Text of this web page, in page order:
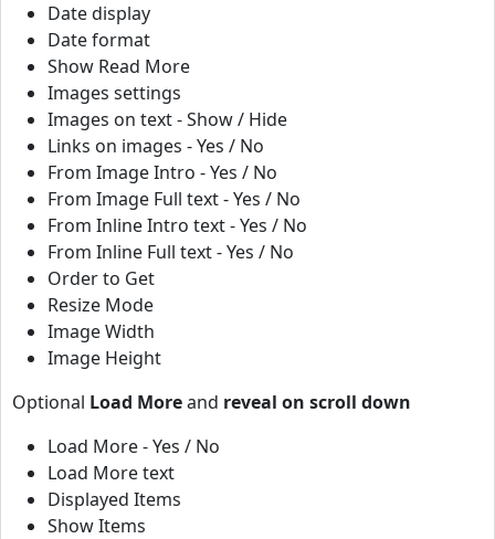
Date display
Date format
Show Read More
Images settings
Images on text - Show / Hide
Links on images - Yes / No
From Image Intro - Yes / No
From Image Full text - Yes / No
From Inline Intro text - Yes / No
From Inline Full text - Yes / No
Order to Get
Resize Mode
Image Width
Image Height
Optional Load Moreand reveal on scroll down
Load More - Yes / No
Load More text
Displayed Items
Show Items